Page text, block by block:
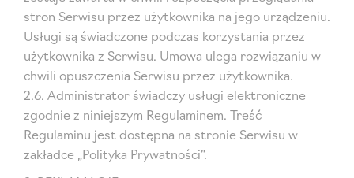
stron Serwisu przez użytkownika na jego urządzeniu.
Usługi są świadczone podczas korzystania przez
użytkownika z Serwisu. Umowa ulega rozwiązaniu w
chwili opuszczenia Serwisu przez użytkownika.
2.6. Administrator świadczy usługi elektroniczne
zgodnie z niniejszym Regulaminem. Treść
Regulaminu jest dostępna na stronie Serwisu w
zakładce „Polityka Prywatności”.